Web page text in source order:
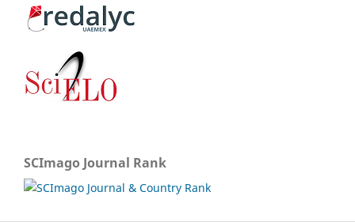
SCImago Journal Rank